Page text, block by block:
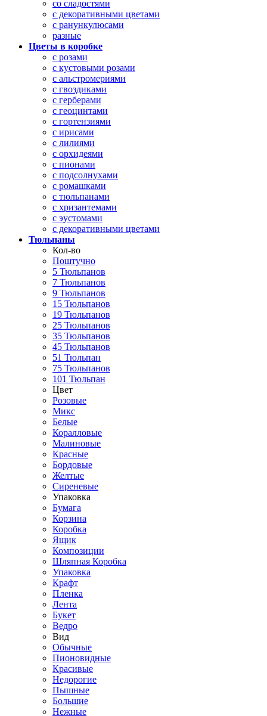
со сладостями
с декоративными цветами
с ранункулюсами
разные
Цветы в коробке
с розами
с кустовыми розами
с альстромериями
с гвоздиками
с герберами
с геоцинтами
с гортензиями
с ирисами
с лилиями
с орхидеями
с пионами
с подсолнухами
с ромашками
с тюльпанами
с хризантемами
с эустомами
с декоративными цветами
Тюльпаны
Кол-во
Поштучно
5 Тюльпанов
7 Тюльпанов
9 Тюльпанов
15 Тюльпанов
19 Тюльпанов
25 Тюльпанов
35 Тюльпанов
45 Тюльпанов
51 Тюльпан
75 Тюльпанов
101 Тюльпан
Цвет
Розовые
Микс
Белые
Коралловые
Малиновые
Красные
Бордовые
Желтые
Сиреневые
Упаковка
Бумага
Корзина
Коробка
Ящик
Композиции
Шляпная Коробка
Упаковка
Крафт
Пленка
Лента
Букет
Ведро
Вид
Обычные
Пионовидные
Красивые
Недорогие
Пышные
Большие
Нежные